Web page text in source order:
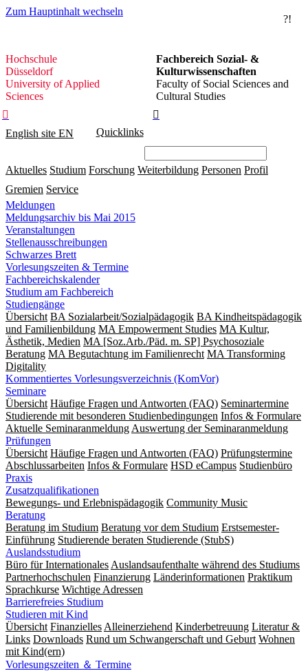
Zum Hauptinhalt wechseln
?!
Hochschule
Düsseldorf
Hochschule
Düsseldorf
University of Applied
Sciences
Fachbereich Sozial- &
Kulturwissenschaften
Faculty of Social Sciences and
Cultural Studies


English site EN Quicklinks
Aktuelles Studium Forschung Weiterbildung Personen Profil
Gremien Service
Meldungen
Meldungsarchiv bis Mai 2015
Veranstaltungen
Stellenausschreibungen
Schwarzes Brett
Vorlesungszeiten & Termine
Fachbereichskalender
Studium am Fachbereich
Studiengänge
Übersicht BA Sozialarbeit/Sozialpädagogik BA Kindheitspädagogik
und Familienbildung MA Empowerment Studies MA Kultur,
Ästhetik, Medien MA [Soz.Arb./Päd. m. SP] Psychosoziale
Beratung MA Begut­ach­tung im Fami­lien­recht MA Transforming
Digitality
Kommentiertes Vorlesungsverzeichnis (KomVor)
Seminare
Übersicht Häufige Fragen und Antworten (FAQ) Seminartermine
Studierende mit besonderen Studienbedingungen Infos & Formulare
Aktuelle Seminaranmeldung Auswertung der Seminaranmeldung
Prüfungen
Übersicht Häufige Fragen und Antworten (FAQ) Prüfungstermine
Abschlussarbeiten Infos & Formulare HSD eCampus Studienbüro
Praxis
Zusatzqualifikationen
Bewegungs- und Erlebnispädagogik Community Music
Beratung
Beratung im Studium Beratung vor dem Studium Erstsemester-
Einführung Studierende beraten Studierende (StubS)
Auslandsstudium
Büro für Internationales Auslandsaufenthalte während des Studiums
Partnerhochschulen Finanzierung Länderinformationen Praktikum
Sprachkurse Wichtige Adressen
Barrierefreies Studium
Studieren mit Kind
Übersicht Finanzielles Alleinerziehend Kinderbetreuung Literatur &
Links Downloads Rund um Schwangerschaft und Geburt Wohnen
mit Kind(ern)
Vorlesungszeiten ＆ Termine